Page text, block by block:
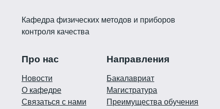
Кафедра физических методов и приборов
контроля качества
Про нас
Новости
О кафедре
Связаться с нами
Направления
Бакалавриат
Магистратура
Преимущества обучения